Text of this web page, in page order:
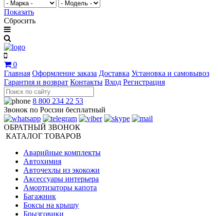
Показать
Сбросить
0
Главная Оформление заказа Доставка Установка и самовывоз
Гарантия и возврат Контакты Вход Регистрация
8 800 234 22 53
Звонок по России бесплатный
ОБРАТНЫЙ ЗВОНОК
КАТАЛОГ ТОВАРОВ
Аварийные комплекты
Автохимия
Авточехлы из экокожи
Аксессуары интерьера
Амортизаторы капота
Багажник
Боксы на крышу
Брызговики